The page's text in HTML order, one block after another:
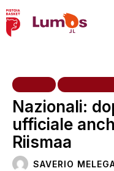
Nazionali:
ufficiale
Riismaa
SAVERIO